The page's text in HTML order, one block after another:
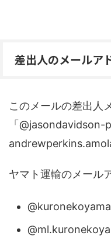
差出人のメールア
このメールの差出人
「@jasondavidson-
ヤマト運輸のメール